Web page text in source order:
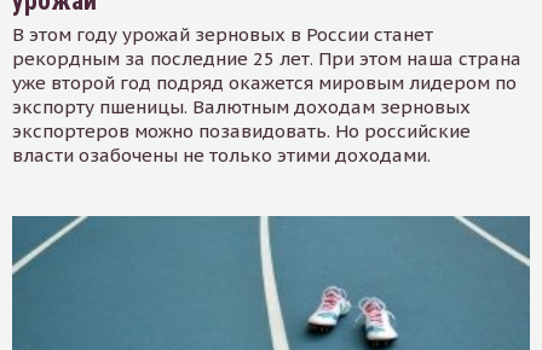
В этом году урожай зерновых в России станет
рекордным за последние 25 лет. При этом наша страна
уже второй год подряд окажется мировым лидером по
экспорту пшеницы. Валютным доходам зерновых
экспортеров можно позавидовать. Но российские
власти озабочены не только этими доходами.